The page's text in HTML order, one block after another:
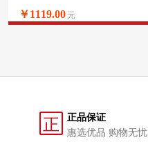
升级型号136a/136w/136nw
￥1119.00 元
正
正品保证
惠选优品 购物无忧